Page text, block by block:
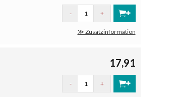
- +
≫ Zusatzinformation
17,91
- +